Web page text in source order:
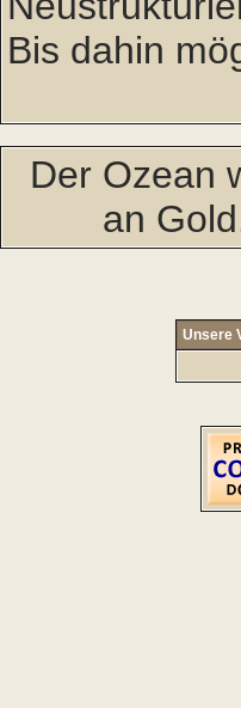
Bis dahin
Der Ozean
an
Unsere